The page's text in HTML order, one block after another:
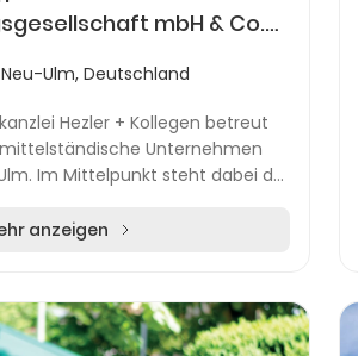
mbH & Co.
Neu-Ulm, Deutschland
Hezler + Kollegen betreut
Unternehmen
Im Mittelpunkt steht dabei der
anzeigen